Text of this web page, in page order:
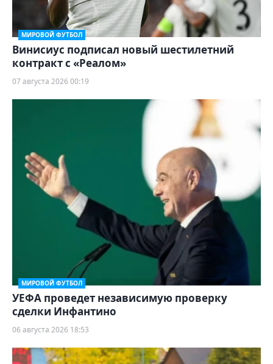
МИРОВОЙ ФУТБОЛ
Винисиус подписал новый шестилетний
контракт с «Реалом»
07 августа 2026 00:19
МИРОВОЙ ФУТБОЛ
УЕФА проведет независимую проверку
сделки Инфантино
06 августа 2026 18:53